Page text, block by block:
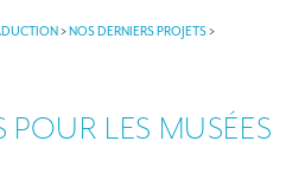
>NOS DERNIERS PROJETS>
LES MUSÉES